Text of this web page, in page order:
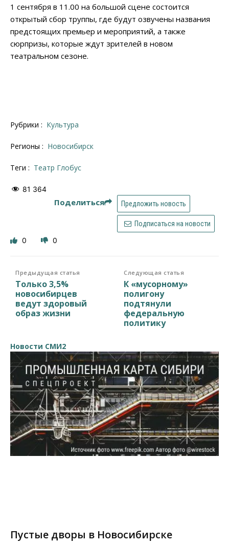
1 сентября в 11.00 на большой сцене состоится
открытый сбор труппы, где будут озвучены названия
предстоящих премьер и мероприятий, а также
сюрпризы, которые ждут зрителей в новом
театральном сезоне.
Рубрики : Культура
Регионы : Новосибирск
Теги : Театр Глобус
81 364
Поделиться Предложить новость
Подписаться на новости
0 0
Предыдущая статья
Только 3,5%
новосибирцев
ведут здоровый
образ жизни
Следующая статья
К «мусорному»
полигону
подтянули
федеральную
политику
Новости СМИ2
Пустые дворы в Новосибирске